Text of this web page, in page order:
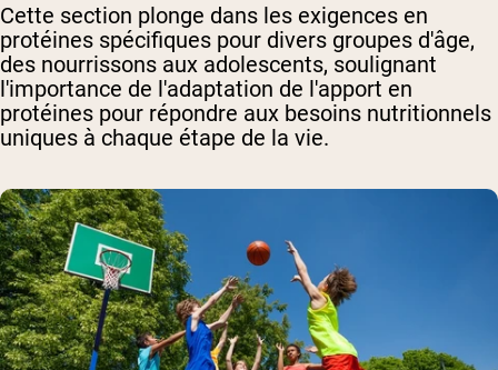
Cette section plonge dans les exigences en
protéines spécifiques pour divers groupes d'âge,
des nourrissons aux adolescents, soulignant
l'importance de l'adaptation de l'apport en
protéines pour répondre aux besoins nutritionnels
uniques à chaque étape de la vie.